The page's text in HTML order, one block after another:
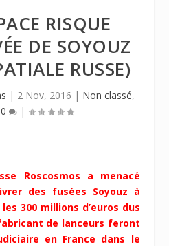
RISQUE
DE SOYOUZ
RUSSE)
| 2 Nov, 2016 | Non classé,
0 |
Roscosmos a menacé
des fusées Soyouz à
300 millions d’euros dus
de lanceurs feront
en France dans le